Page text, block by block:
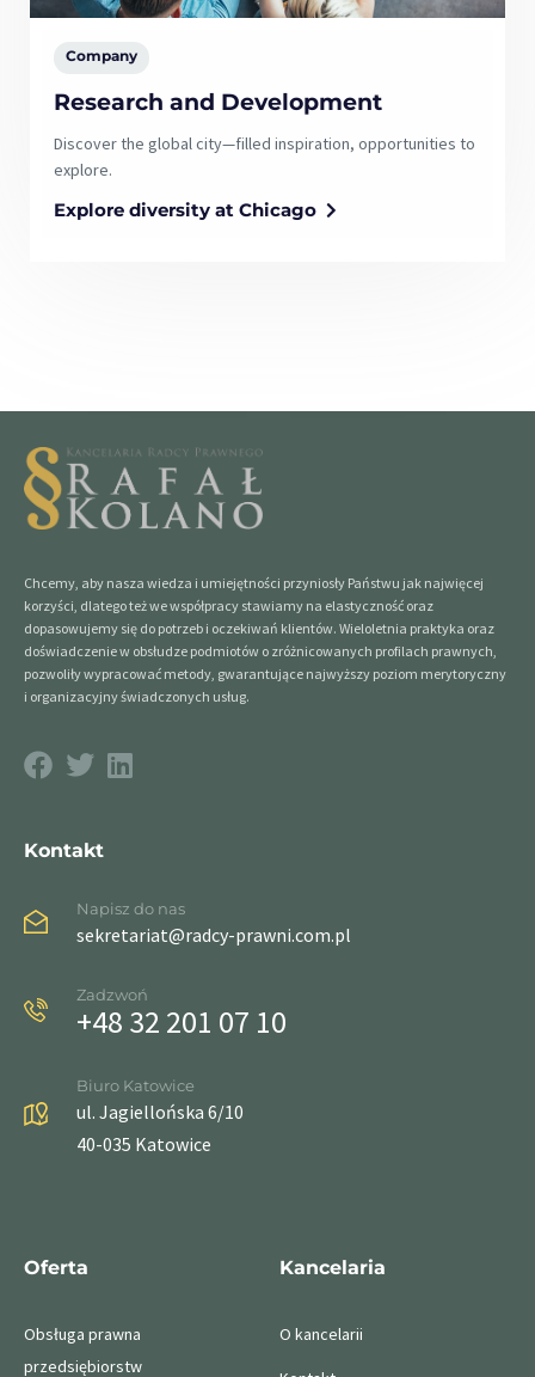
Company
Research and Development
Discover the global city—filled inspiration, opportunities to
explore.
Explore diversity at Chicago
Chcemy, aby nasza wiedza i umiejętności przyniosły Państwu jak najwięcej
korzyści, dlatego też we współpracy stawiamy na elastyczność oraz
dopasowujemy się do potrzeb i oczekiwań klientów. Wieloletnia praktyka oraz
doświadczenie w obsłudze podmiotów o zróżnicowanych profilach prawnych,
pozwoliły wypracować metody, gwarantujące najwyższy poziom merytoryczny
i organizacyjny świadczonych usług.
Kontakt
Napisz do nas
sekretariat@radcy-prawni.com.pl
Zadzwoń
+48 32 201 07 10
Biuro Katowice
ul. Jagiellońska 6/10
40-035 Katowice
Oferta
Obsługa prawna
przedsiębiorstw
Kancelaria
O kancelarii